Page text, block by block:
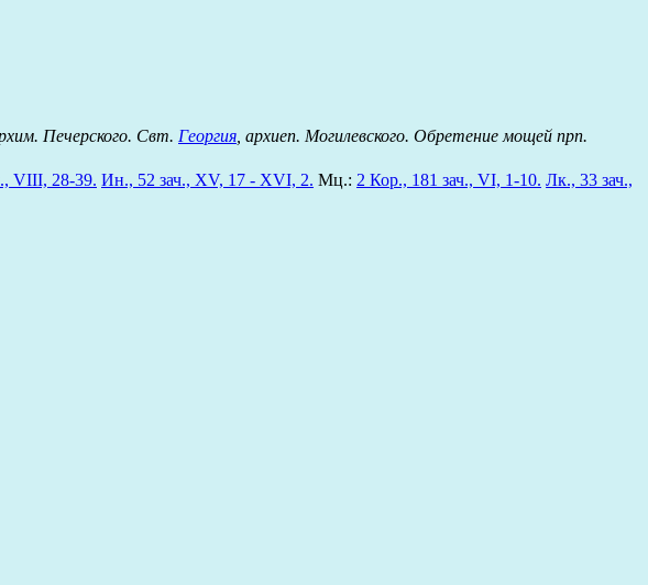
Печерского. Свт. Георгия, архиеп. Могилевского. Обретение мощей прп.
VIII, 28-39. Ин., 52 зач., XV, 17 - XVI, 2. Мц.: 2 Кор., 181 зач., VI, 1-10. Лк., 33 зач.,